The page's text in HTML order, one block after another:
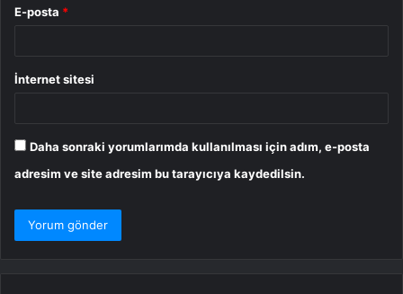
E-posta *
İnternet sitesi
Daha sonraki yorumlarımda kullanılması için adım, e-posta
adresim ve site adresim bu tarayıcıya kaydedilsin.